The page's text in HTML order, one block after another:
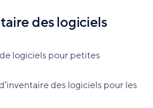
des logiciels
des logiciels pour les